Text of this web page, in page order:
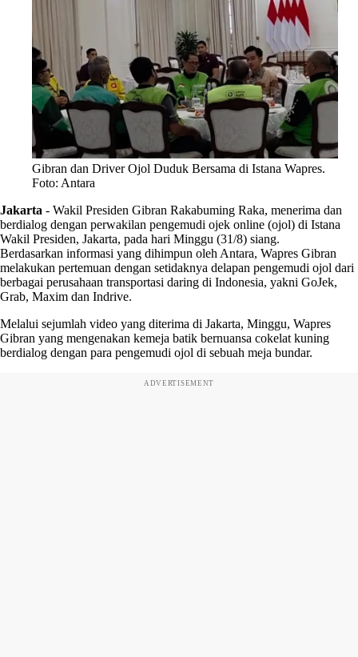
Gibran dan Driver Ojol Duduk Bersama di Istana Wapres.
Foto: Antara
Jakarta - Wakil Presiden Gibran Rakabuming Raka, menerima dan
berdialog dengan perwakilan pengemudi ojek online (ojol) di Istana
Wakil Presiden, Jakarta, pada hari Minggu (31/8) siang.
Berdasarkan informasi yang dihimpun oleh Antara, Wapres Gibran
melakukan pertemuan dengan setidaknya delapan pengemudi ojol dari
berbagai perusahaan transportasi daring di Indonesia, yakni GoJek,
Grab, Maxim dan Indrive.
Melalui sejumlah video yang diterima di Jakarta, Minggu, Wapres
Gibran yang mengenakan kemeja batik bernuansa cokelat kuning
berdialog dengan para pengemudi ojol di sebuah meja bundar.
ADVERTISEMENT